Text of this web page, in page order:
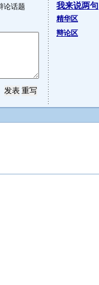
论话题 我来说两句
精华区
辩论区